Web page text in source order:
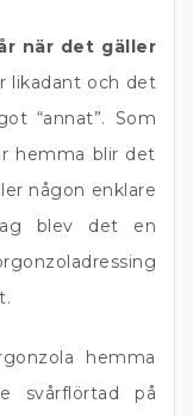
när det gäller
likadant och det
“annat”. Som
hemma blir det
någon enklare
blev det en
hemma
svårflörtad på